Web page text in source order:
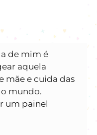
de mim é
aquela
mãe e cuida das
mundo.
um painel